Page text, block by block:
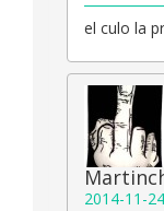
el culo la
2014-11-